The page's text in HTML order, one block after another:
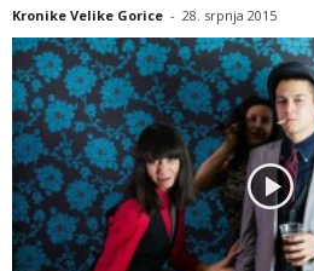
Kronike Velike Gorice - 28. srpnja 2015